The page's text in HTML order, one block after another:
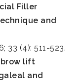
Filler
and
33 (4): 511-523.
lift
and